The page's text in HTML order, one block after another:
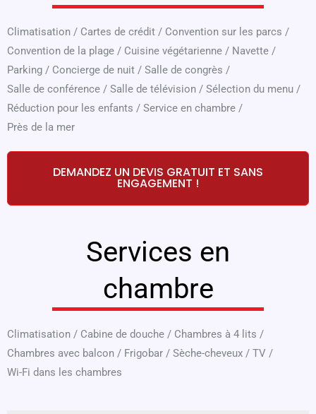
Climatisation / Cartes de crédit / Convention sur les parcs /
Convention de la plage / Cuisine végétarienne / Navette /
Parking / Concierge de nuit / Salle de congrès /
Salle de conférence / Salle de télévision / Sélection du menu /
Réduction pour les enfants / Service en chambre /
Près de la mer
DEMANDEZ UN DEVIS GRATUIT ET SANS
ENGAGEMENT !
Services en
chambre
Climatisation / Cabine de douche / Chambres à 4 lits /
Chambres avec balcon / Frigobar / Sèche-cheveux / TV /
Wi-Fi dans les chambres